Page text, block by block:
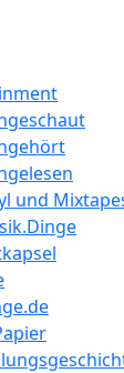
und